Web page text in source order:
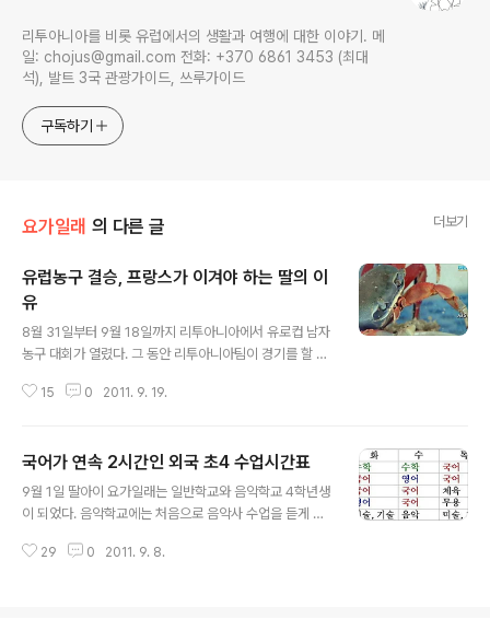
리투아니아를 비롯 유럽에서의 생활과 여행에 대한 이야기. 메
일: chojus@gmail.com 전화: +370 6861 3453 (최대
석), 발트 3국 관광가이드, 쓰루가이드
구독하기
요가일래 의 다른 글 더보기
유럽농구 결승, 프랑스가 이겨야 하는 딸의 이
유
8월 31일부터 9월 18일까지 리투아니아에서 유로컵 남자
농구 대회가 열렸다. 그 동안 리투아니아팀이 경기를 할 때
IBA 랭킹 5위 리투아니아는 47위 마케도니아를 8강전에
지만 리투아니아는 슬로베니아와 그리스를 차례로 이겨 유
로컵 농구대회에서 5위를 차지했다. 9월 18일 결승전에
이어 열린 3-4위전에서는 러시아가 마케도니아를 이겨 동
랑스가 결승전을 치루었다. ▲ 유로컵 2011 농구 대회의
15 0 2011. 9. 19.
국어가 연속 2시간인 외국 초4 수업시간표
9월 1일 딸아이 요가일래는 일반학교와 음악학교 4학년생
이 되었다. 음악학교에는 처음으로 음악사 수업을 듣게 되
이 마음에 든다고 아주 좋아했다. 수업 중 선생님과의 질의
29 0 2011. 9. 8.